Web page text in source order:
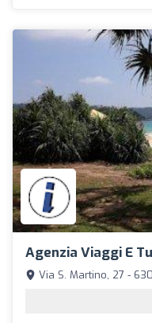
Agenzia Viaggi E
Via S. Martino, 27 -